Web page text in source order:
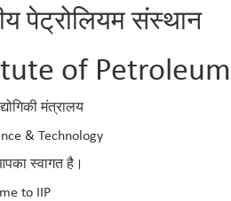
पेट्रोलियम संस्थान
of Petroleum
मंत्रालय
& Technology
स्वागत है।
to IIP